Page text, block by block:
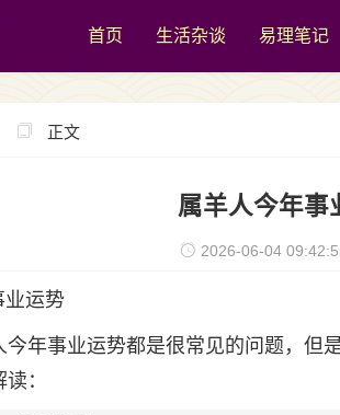
首页 生活杂谈 易理笔记
正文
属羊人今年事
2026-06-04
今年事业运势都是很常见的问题，但
：